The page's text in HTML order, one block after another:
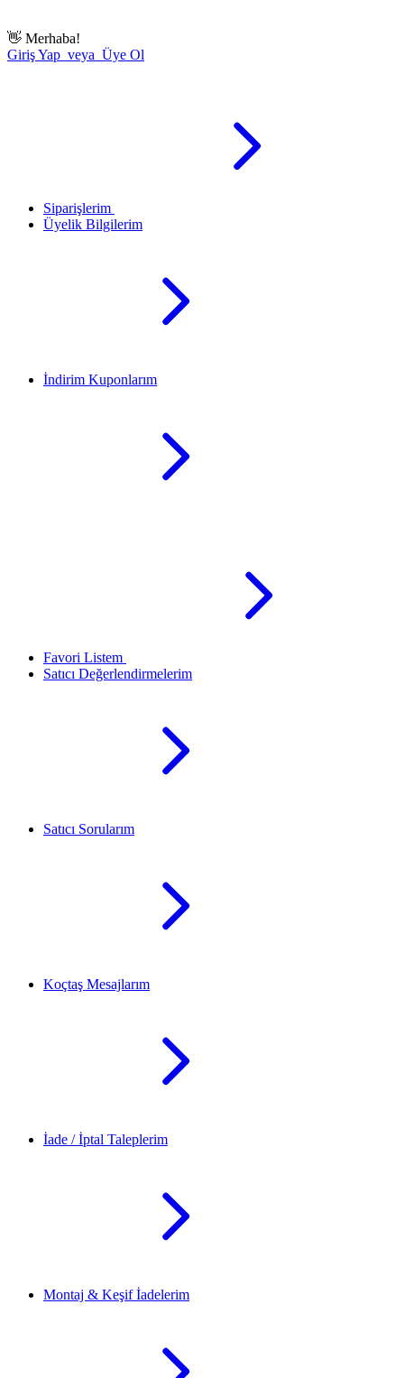
👋 Merhaba!
Giriş Yap veya Üye Ol
Siparişlerim
Üyelik Bilgilerim
İndirim Kuponlarım
Favori Listem
Satıcı Değerlendirmelerim
Satıcı Sorularım
Koçtaş Mesajlarım
İade / İptal Taleplerim
Montaj & Keşif İadelerim